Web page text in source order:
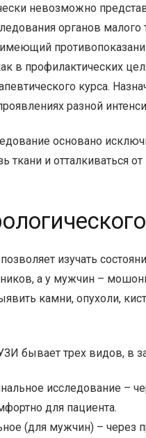
невозможно
органов
в профилактических
курса.
разной
основано
ткани и отталкиваться
изучать
а у мужчин –
камни, опухоли,
бывает трех видов, в
исследование –
для пациента.
(для мужчин) – через